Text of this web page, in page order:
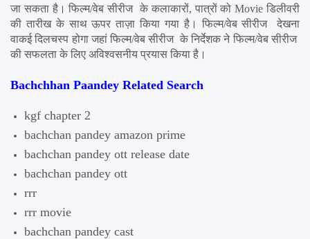
जा सकता है। फिल्म/वेब सीरीज  के कलाकारों, पात्रों को Movie डिलीवरी
की तारीख के साथ ऊपर ताज़ा किया गया है। फिल्म/वेब सीरीज  देखना
वाकई दिलचस्प होगा जहां फिल्म/वेब सीरीज  के निर्देशक ने फिल्म/वेब सीरीज
की सफलता के लिए अविश्वसनीय प्रयास किया है।
Bachchhan Paandey Related Search
kgf chapter 2
bachchan pandey amazon prime
bachchan pandey ott release date
bachchan pandey ott
rrr
rrr movie
bachchan pandey cast